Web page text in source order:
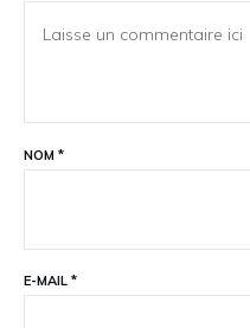
NOM *
E-MAIL *